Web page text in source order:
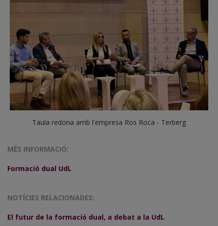
Taula redona amb l'empresa Ros Roca - Terberg
MÉS INFORMACIÓ:
Formació dual UdL
NOTÍCIES RELACIONADES:
El futur de la formació dual, a debat a la UdL